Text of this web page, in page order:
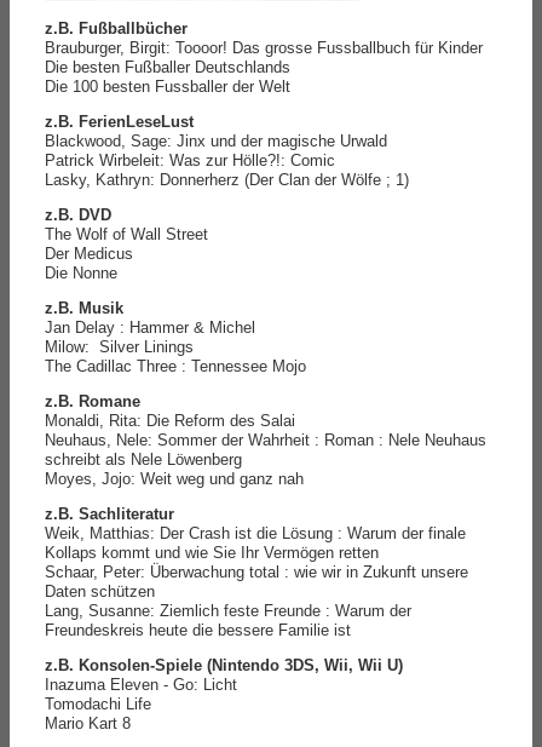
z.B. Fußballbücher
Brauburger, Birgit: Toooor! Das grosse Fussballbuch für Kinder
Die besten Fußballer Deutschlands
Die 100 besten Fussballer der Welt
z.B. FerienLeseLust
Blackwood, Sage: Jinx und der magische Urwald
Patrick Wirbeleit: Was zur Hölle?!: Comic
Lasky, Kathryn: Donnerherz (Der Clan der Wölfe ; 1)
z.B. DVD
The Wolf of Wall Street
Der Medicus
Die Nonne
z.B. Musik
Jan Delay : Hammer & Michel
Milow: Silver Linings
The Cadillac Three : Tennessee Mojo
z.B. Romane
Monaldi, Rita: Die Reform des Salai
Neuhaus, Nele: Sommer der Wahrheit : Roman : Nele Neuhaus
schreibt als Nele Löwenberg
Moyes, Jojo: Weit weg und ganz nah
z.B. Sachliteratur
Weik, Matthias: Der Crash ist die Lösung : Warum der finale
Kollaps kommt und wie Sie Ihr Vermögen retten
Schaar, Peter: Überwachung total : wie wir in Zukunft unsere
Daten schützen
Lang, Susanne: Ziemlich feste Freunde : Warum der
Freundeskreis heute die bessere Familie ist
z.B. Konsolen-Spiele (Nintendo 3DS, Wii, Wii U)
Inazuma Eleven - Go: Licht
Tomodachi Life
Mario Kart 8